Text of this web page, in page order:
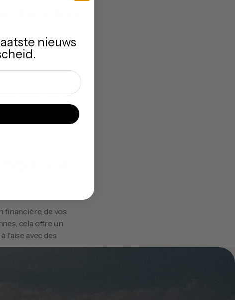
avec
Pour beaucoup de
option moins
est-
financière, de vos
cela offre un
l'aise avec des
nieuws